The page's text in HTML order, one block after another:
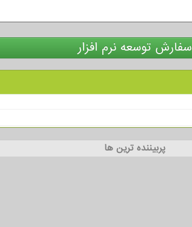
سفارش توسعه نرم افزار
پربیننده ترین ها